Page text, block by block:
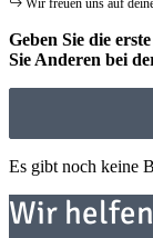
Geben Sie die
Sie Anderen bei
Es gibt noch keine
Wir